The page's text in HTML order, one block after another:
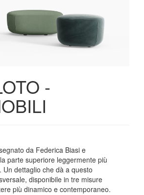
-
da Federica Biasi e
parte superiore leggermente più
Un dettaglio che dà a questo
disponibile in tre misure
più dinamico e contemporaneo.